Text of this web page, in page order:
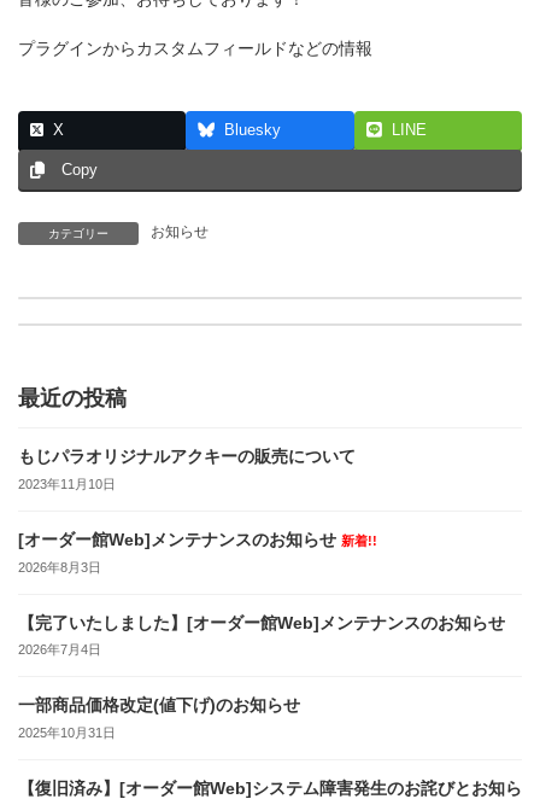
プラグインからカスタムフィールドなどの情報
X Bluesky LINE
Copy
カテゴリー お知らせ
年末年始の営業について
最近の投稿
もじパラオリジナルアクキーの販売について
2023年11月10日
[オーダー館Web]メンテナンスのお知らせ 新着!!
2026年8月3日
【完了いたしました】[オーダー館Web]メンテナンスのお知らせ
2026年7月4日
一部商品価格改定(値下げ)のお知らせ
2025年10月31日
【復旧済み】[オーダー館Web]システム障害発生のお詫びとお知ら